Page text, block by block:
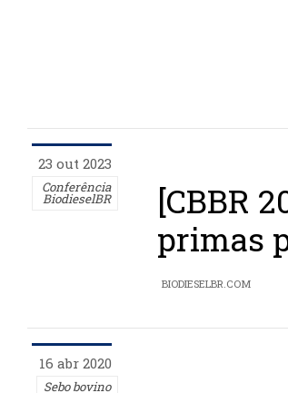
23 out 2023
Conferência
BiodieselBR
[CBBR
primas
BIODIESELBR.COM
16 abr 2020
Sebo bovino